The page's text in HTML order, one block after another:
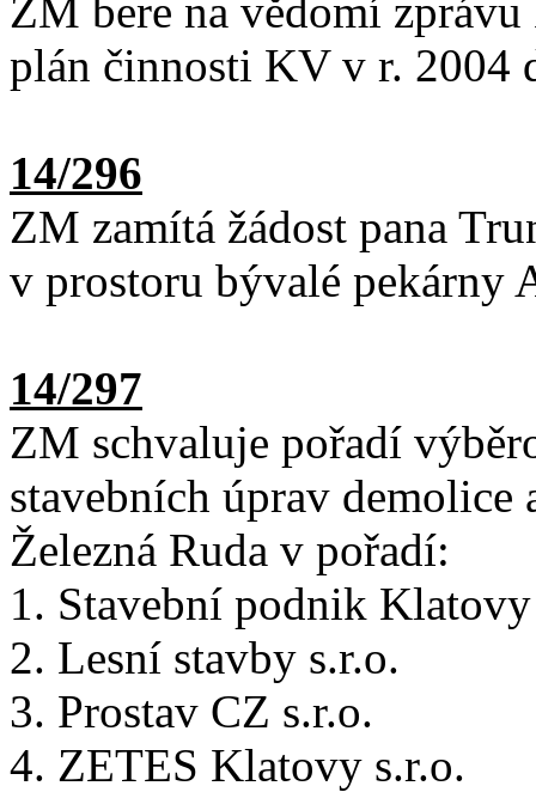
ZM bere na vědomí
plán činnosti KV v r. 2004
14/296
ZM zamítá žádost pana
v prostoru bývalé pekárny
14/297
ZM schvaluje pořadí
stavebních úprav
Železná Ruda v pořadí:
Stavební podnik Klatovy
Lesní stavby s.r.o.
Prostav CZ s.r.o.
ZETES Klatovy s.r.o.